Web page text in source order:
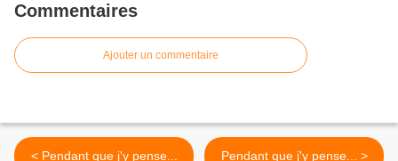
Commentaires
Ajouter un commentaire
< Pendant que j'y pense... Pendant que j'y pense... >